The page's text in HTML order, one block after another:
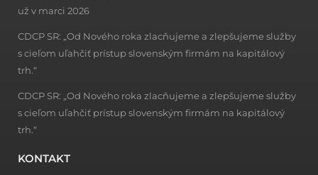
už v marci 2026
CDCP SR: „Od Nového roka zlacňujeme a zlepšujeme služby
s cieľom uľahčiť prístup slovenským firmám na kapitálový
trh.“
CDCP SR: „Od Nového roka zlacňujeme a zlepšujeme služby
s cieľom uľahčiť prístup slovenským firmám na kapitálový
trh.“
KONTAKT